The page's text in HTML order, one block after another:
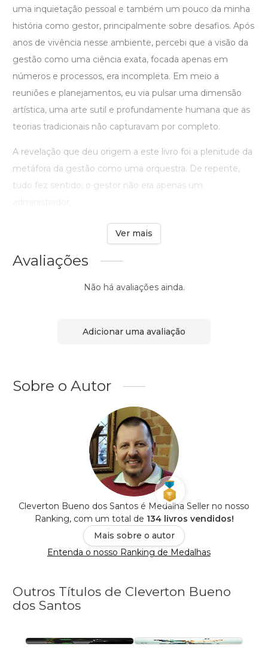
uma inquietação pessoal e também um pouco da minha
história como gestor, principalmente sobre desafios. Após
anos de vivência nesse ambiente, percebi que a visão da
gestão como uma ciência exata, focada apenas em
números e processos, era incompleta. Em meio a
reuniões e planejamentos, eu via pulsar uma dimensão
artística, uma arte sutil e profundamente humana que as
teorias tradicionais não capturavam por completo.
A revelação que deu origem a este livro foi a plenitude da
metáfora da gestão como uma orquestra. De repente,
tudo fez sentido: o gestor não era apenas um
Ver mais
Avaliações
Não há avaliações ainda.
Adicionar uma avaliação
Sobre o Autor
Cleverton Bueno dos Santos é Medalha Seller no nosso
Ranking, com um total de 134 livros vendidos!
Mais sobre o autor
Entenda o nosso Ranking de Medalhas
Outros Títulos de Cleverton Bueno
dos Santos